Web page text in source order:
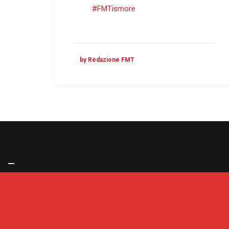
#FMTismore
by Redazione FMT